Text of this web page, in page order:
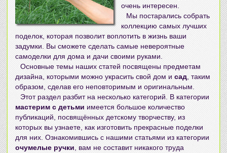
очень интересен.
Мы постарались собрать
коллекцию самых лучших
поделок, которая позволит воплотить в жизнь ваши
задумки. Вы сможете сделать самые невероятные
самоделки для дома и дачи своими руками
Основные темы наших статей посвящены предметам
дизайна, которыми можно украсить свой дом и сад , таким
образом, сделав его неповторимым и оригинальным.
Этот раздел разбит на несколько категорий. В категории
мастерим с детьми имеется большое количество
публикаций, посвящённых детскому творчеству, из
которых вы узнаете, как изготовить прекрасные поделки
для них. Ознакомившись с нашими статьями из категории
очумелые ручки , вам не составит никакого труда